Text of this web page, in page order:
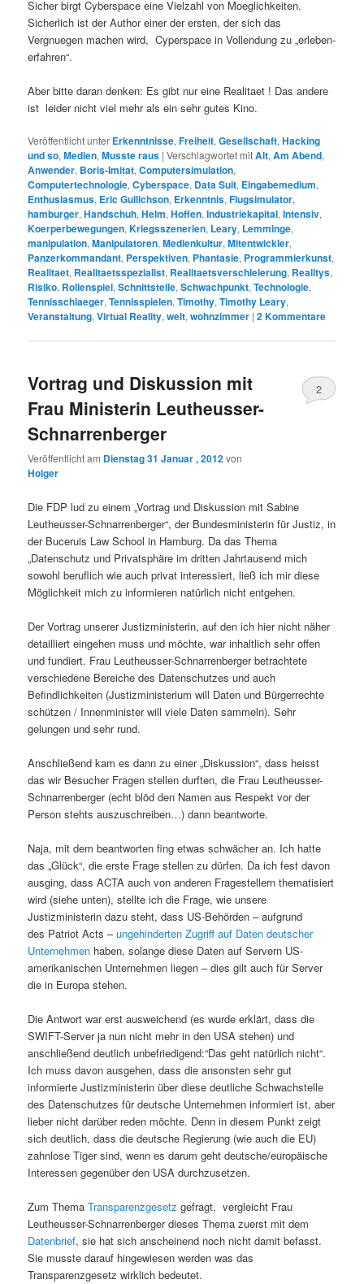
Sicher birgt Cyberspace eine Vielzahl von Moeglichkeiten.
Sicherlich ist der Author einer der ersten, der sich das
Vergnuegen machen wird, Cyperspace in Vollendung zu „erleben-
erfahren“.
Aber bitte daran denken: Es gibt nur eine Realitaet ! Das andere
ist leider nicht viel mehr als ein sehr gutes Kino.
Veröffentlicht unter Erkenntnisse,Freiheit,Gesellschaft,Hacking
und so,Medien,Musste raus |Verschlagwortet mitAlt,Am Abend,
Anwender, Boris-Imitat,Computersimulation,
Computertechnologie,Cyberspace, Data Suit, Eingabemedium,
Enthusiasmus, Eric Gullichson, Erkenntnis,Flugsimulator,
hamburger,Handschuh,Helm,Hoffen,Industriekapital,Intensiv,
Koerperbewegungen,Kriegsszenerien, Leary, Lemminge,
manipulation,Manipulatoren,Medienkultur,Mitentwickler,
Panzerkommandant, Perspektiven, Phantasie, Programmierkunst,
Realitaet, Realitaetsspezialist, Realitaetsverschleierung, Realitys,
Risiko, Rollenspiel,Schnittstelle,Schwachpunkt,Technologie,
Tennisschlaeger,Tennisspielen,Timothy,Timothy Leary,
Veranstaltung,Virtual Reality,welt,wohnzimmer |2Kommentare
Vortrag und Diskussion mit
Frau Ministerin Leutheusser-
Schnarrenberger
Veröffentlicht am Dienstag 31 Januar , 2012von
Holger
2
Die FDP lud zu einem „Vortrag und Diskussion mit Sabine
Leutheusser-Schnarrenberger“, der Bundesministerin für Justiz, in
der Buceruis Law School in Hamburg. Da das Thema
„Datenschutz und Privatsphäre im dritten Jahrtausend mich
sowohl beruflich wie auch privat interessiert, ließ ich mir diese
Möglichkeit mich zu informieren natürlich nicht entgehen.
Der Vortrag unserer Justizministerin, auf den ich hier nicht näher
detailliert eingehen muss und möchte, war inhaltlich sehr offen
und fundiert. Frau Leutheusser-Schnarrenberger betrachtete
verschiedene Bereiche des Datenschutzes und auch
Befindlichkeiten (Justizministerium will Daten und Bürgerrechte
schützen / Innenminister will viele Daten sammeln). Sehr
gelungen und sehr rund.
Anschließend kam es dann zu einer „Diskussion“, dass heisst
das wir Besucher Fragen stellen durften, die Frau Leutheusser-
Schnarrenberger (echt blöd den Namen aus Respekt vor der
Person stehts auszuschreiben…) dann beantworte.
Naja, mit dem beantworten fing etwas schwächer an. Ich hatte
das „Glück“, die erste Frage stellen zu dürfen. Da ich fest davon
ausging, dass ACTA auch von anderen Fragestellern thematisiert
wird (siehe unten), stellte ich die Frage, wie unsere
Justizministerin dazu steht, dass US-Behörden – aufgrund
des Patriot Acts –ungehinderten Zugriff auf Daten deutscher
Unternehmen haben, solange diese Daten auf Servern US-
amerikanischen Unternehmen liegen – dies gilt auch für Server
die in Europa stehen.
Die Antwort war erst ausweichend (es wurde erklärt, dass die
SWIFT-Server ja nun nicht mehr in den USA stehen) und
anschließend deutlich unbefriedigend:“Das geht natürlich nicht“.
Ich muss davon ausgehen, dass die ansonsten sehr gut
informierte Justizministerin über diese deutliche Schwachstelle
des Datenschutzes für deutsche Unternehmen informiert ist, aber
lieber nicht darüber reden möchte. Denn in diesem Punkt zeigt
sich deutlich, dass die deutsche Regierung (wie auch die EU)
zahnlose Tiger sind, wenn es darum geht deutsche/europäische
Interessen gegenüber den USA durchzusetzen.
Zum ThemaTransparenzgesetz gefragt, vergleicht Frau
Leutheusser-Schnarrenberger dieses Thema zuerst mit dem
Datenbrief, sie hat sich anscheinend noch nicht damit befasst.
Sie musste darauf hingewiesen werden was das
Transparenzgesetz wirklich bedeutet.